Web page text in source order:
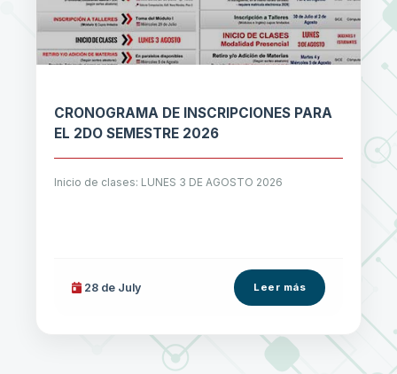
CRONOGRAMA DE INSCRIPCIONES PARA
EL 2DO SEMESTRE 2026
Inicio de clases: LUNES 3 DE AGOSTO 2026
28 de July Leer más